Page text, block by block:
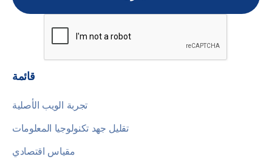
قائمة
تجربة الويب الأصلية
تقليل جهد تكنولوجيا المعلومات
مقياس اقتصادي